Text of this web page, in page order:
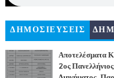
ΔΗΜΟΣΙΕΥΣΕΙΣ
Αποτελέσματα
2ος